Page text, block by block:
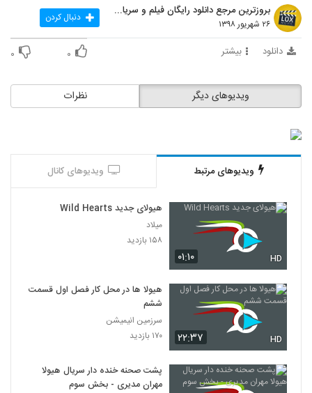
بروزترین مرجع دانلود رایگان فیلم و سریال ایرانی
۲۶ شهریور ۱۳۹۸ دنبال کردن
دانلود بیشتر ۰ ۰
نظرات ویدیوهای دیگر
ویدیوهای مرتبط ویدیوهای کانال
۰۱:۱۰ HD
هیولای جدید Wild Hearts
میلاد
۱۵۸ بازدید
۲۲:۳۷ HD
هیولا ها در محل کار فصل اول قسمت
ششم
سرزمین انیمیشن
۱۷۰ بازدید
پشت صحنه خنده دار سریال هیولا
مهران مدیری - بخش سوم